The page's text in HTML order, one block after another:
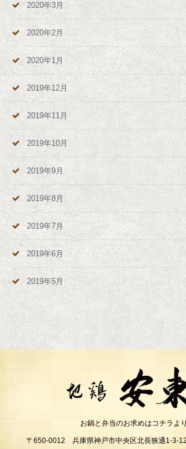
2020年3月
2020年2月
2020年1月
2019年12月
2019年11月
2019年10月
2019年9月
2019年8月
2019年7月
2019年6月
2019年5月
お鍋と弁当のお求めはコチラより
〒650-0012 兵庫県神戸市中央区北長狭通1-3-